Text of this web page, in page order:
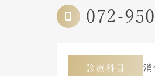
072-
診療科目 消